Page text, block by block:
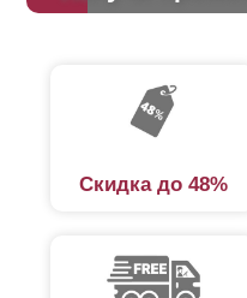
Скидка до 48%